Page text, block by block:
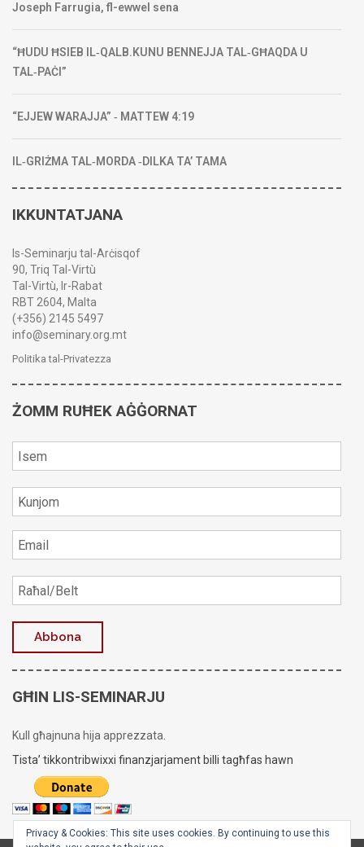
Joseph Farrugia, fl-ewwel sena
“ĦUDU ĦSIEB IL‑QALB.KUNU BENNEJJA TAL‑GĦAQDA U
TAL‑PAĊI”
“EJJEW WARAJJA” ‑ MATTEW 4:19
IL‑GRIŻMA TAL‑MORDA ‑DILKA TA’ TAMA
IKKUNTATJANA
Is-Seminarju tal-Arċisqof
90, Triq Tal-Virtù
Tal-Virtù, Ir-Rabat
RBT 2604, Malta
(+356) 2145 5497
info@seminary.org.mt
Politika tal-Privatezza
ŻOMM RUĦEK AĠĠORNAT
GĦIN LIS-SEMINARJU
Kull għajnuna hija apprezzata.
Tista’ tikkontribwixxi finanzjarjament billi tagħfas hawn
Privacy & Cookies: This site uses cookies. By continuing to use this